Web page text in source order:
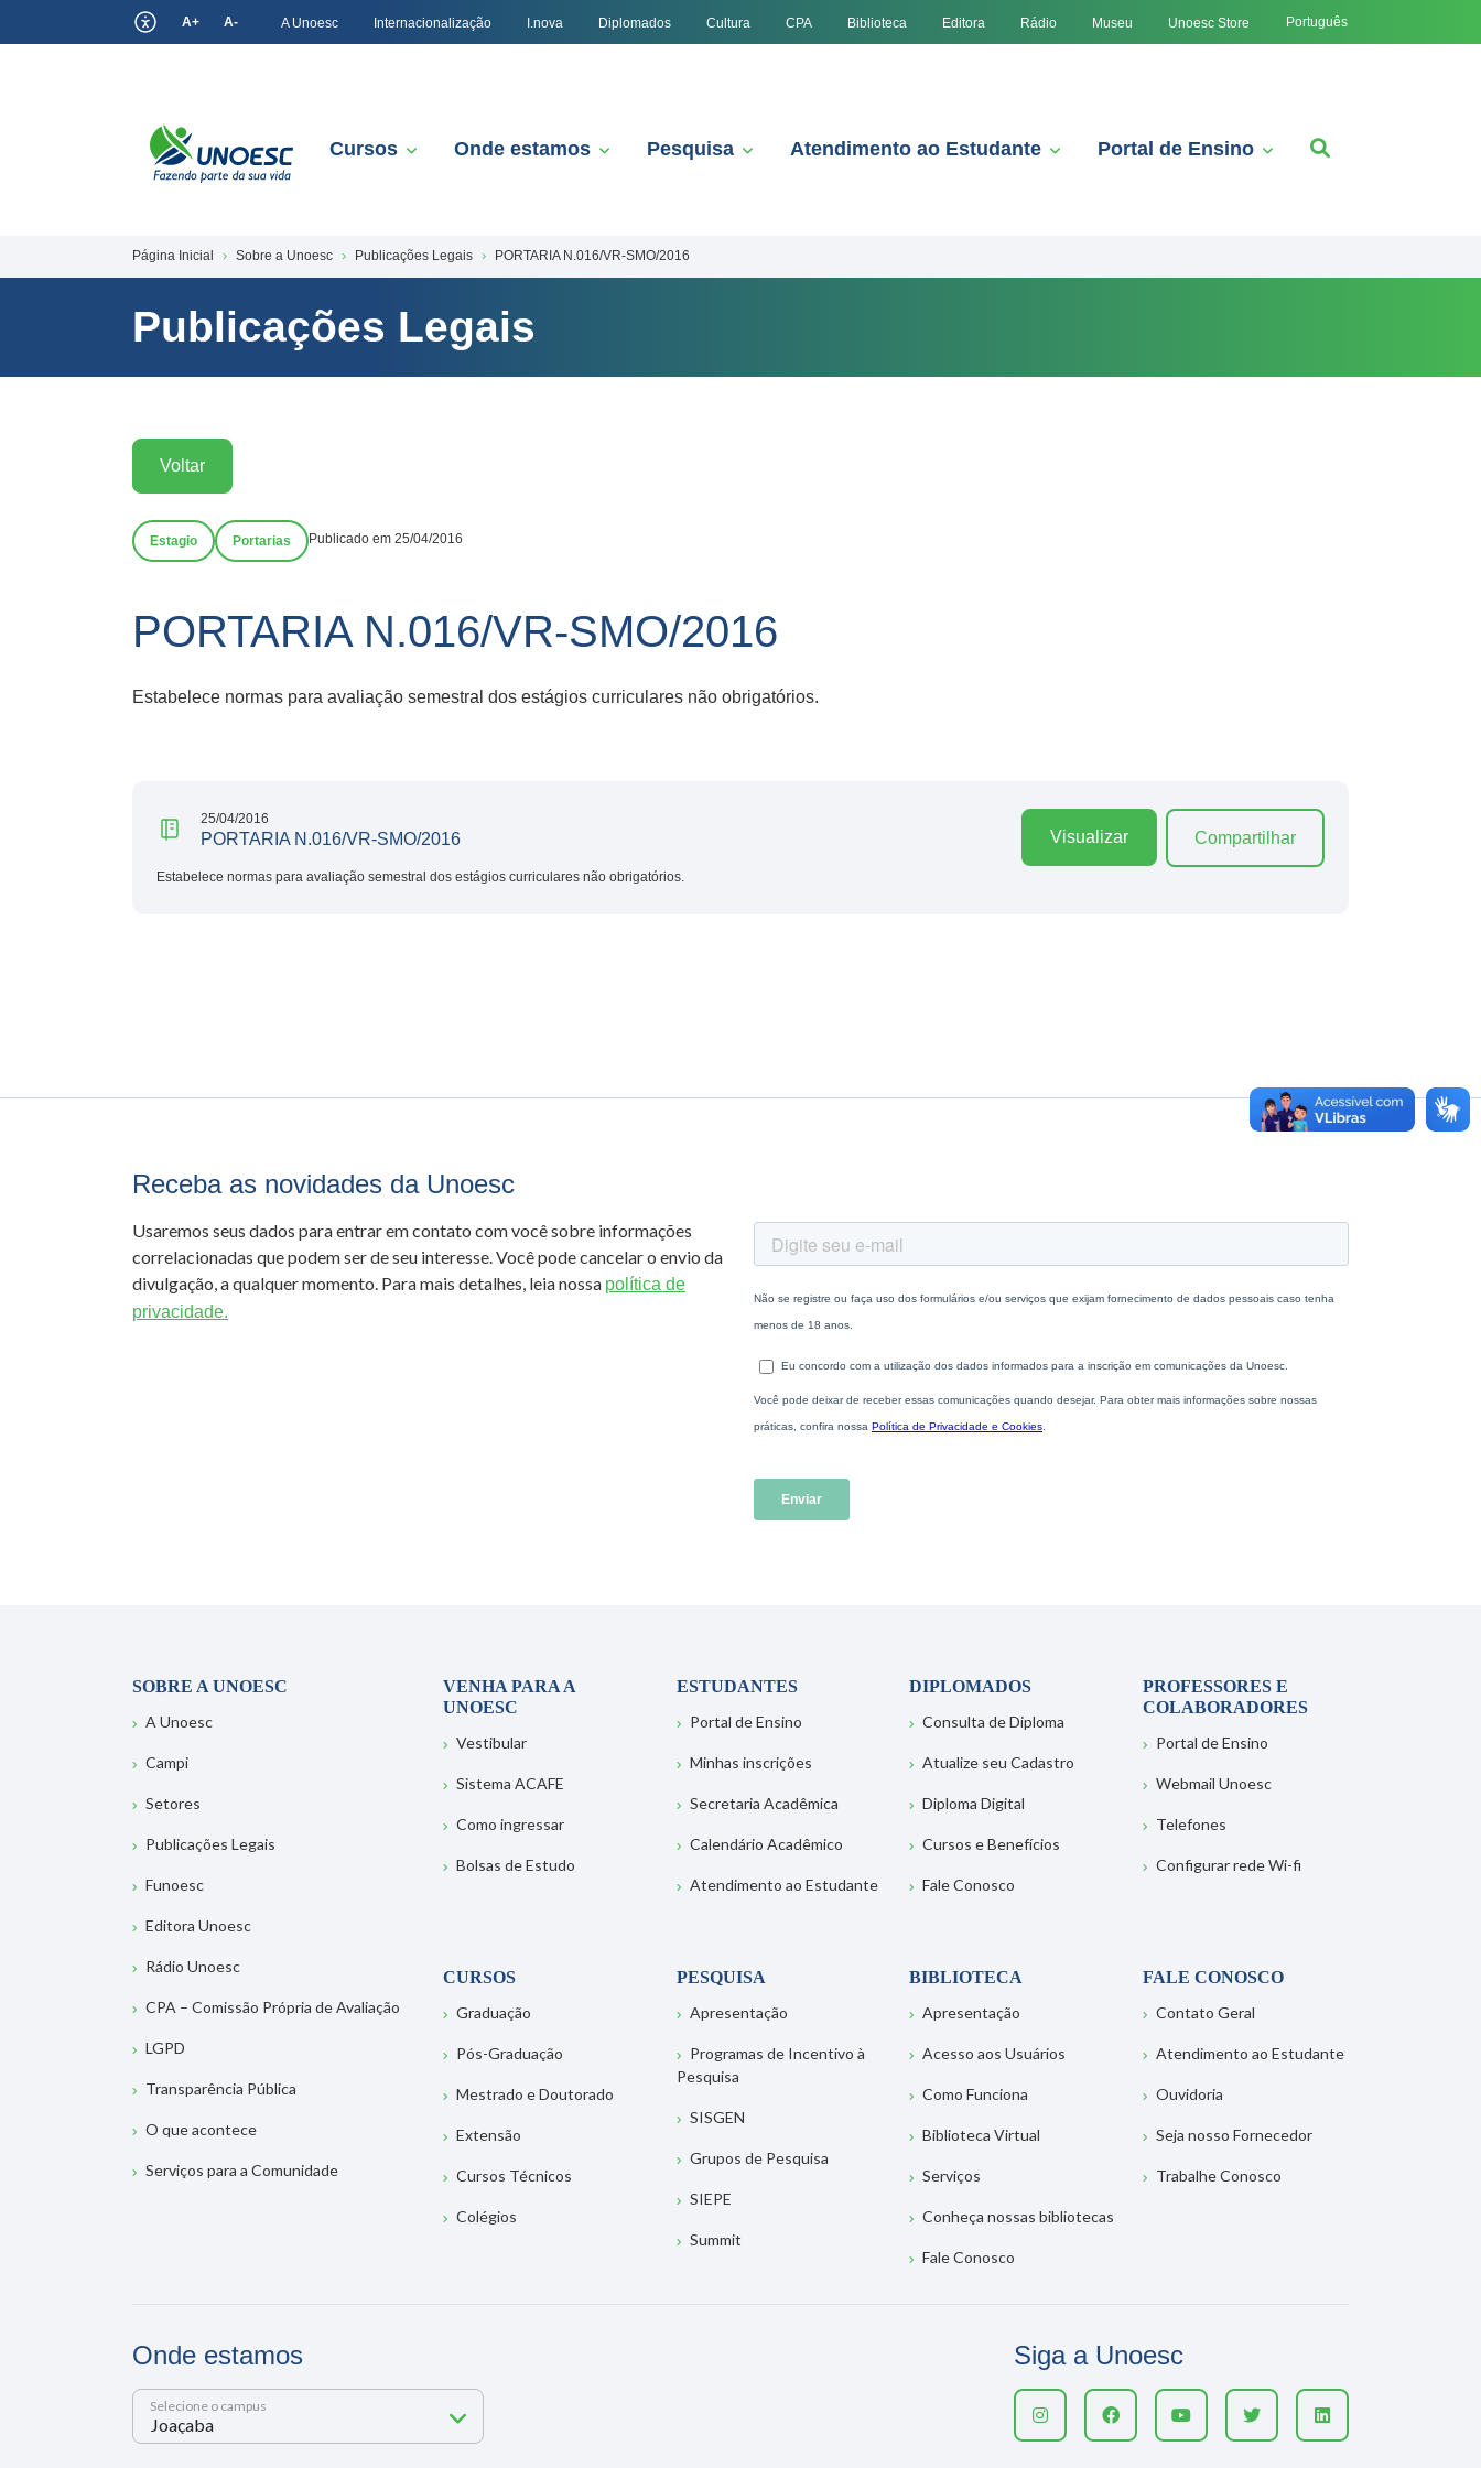
A+ A- A Unoesc Internacionalização I.nova Diplomados Cultura CPA Biblioteca Editora Rádio Museu Unoesc Store Português
Cursos Onde estamos Pesquisa Atendimento ao Estudante Portal de Ensino
Página Inicial Sobre a Unoesc Publicações Legais PORTARIA N.016/VR-SMO/2016
Publicações Legais
Voltar
Estagio Portarias Publicado em 25/04/2016
PORTARIA N.016/VR-SMO/2016
Estabelece normas para avaliação semestral dos estágios curriculares não obrigatórios.
25/04/2016
PORTARIA N.016/VR-SMO/2016
Estabelece normas para avaliação semestral dos estágios curriculares não obrigatórios.
Visualizar Compartilhar
Receba as novidades da Unoesc
Usaremos seus dados para entrar em contato com você sobre informações
correlacionadas que podem ser de seu interesse. Você pode cancelar o envio da
divulgação, a qualquer momento. Para mais detalhes, leia nossa política de
privacidade.
SOBRE A UNOESC
A Unoesc
Campi
Setores
Publicações Legais
Funoesc
Editora Unoesc
Rádio Unoesc
CPA – Comissão Própria de Avaliação
LGPD
Transparência Pública
O que acontece
Serviços para a Comunidade
VENHA PARA A
UNOESC
Vestibular
Sistema ACAFE
Como ingressar
Bolsas de Estudo
ESTUDANTES
Portal de Ensino
Minhas inscrições
Secretaria Acadêmica
Calendário Acadêmico
Atendimento ao Estudante
DIPLOMADOS
Consulta de Diploma
Atualize seu Cadastro
Diploma Digital
Cursos e Benefícios
Fale Conosco
PROFESSORES E
COLABORADORES
Portal de Ensino
Webmail Unoesc
Telefones
Configurar rede Wi-fi
CURSOS
Graduação
Pós-Graduação
Mestrado e Doutorado
Extensão
Cursos Técnicos
Colégios
PESQUISA
Apresentação
Programas de Incentivo à
Pesquisa
SISGEN
Grupos de Pesquisa
SIEPE
Summit
BIBLIOTECA
Apresentação
Acesso aos Usuários
Como Funciona
Biblioteca Virtual
Serviços
Conheça nossas bibliotecas
Fale Conosco
FALE CONOSCO
Contato Geral
Atendimento ao Estudante
Ouvidoria
Seja nosso Fornecedor
Trabalhe Conosco
Onde estamos
Selecione o campus
Siga a Unoesc